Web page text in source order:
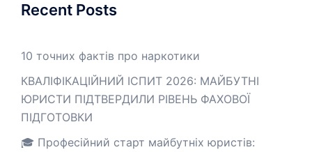
Recent Posts
10 точних фактів про наркотики
КВАЛІФІКАЦІЙНИЙ ІСПИТ 2026: МАЙБУТНІ
ЮРИСТИ ПІДТВЕРДИЛИ РІВЕНЬ ФАХОВОЇ
ПІДГОТОВКИ
🎓 Професійний старт майбутніх юристів: